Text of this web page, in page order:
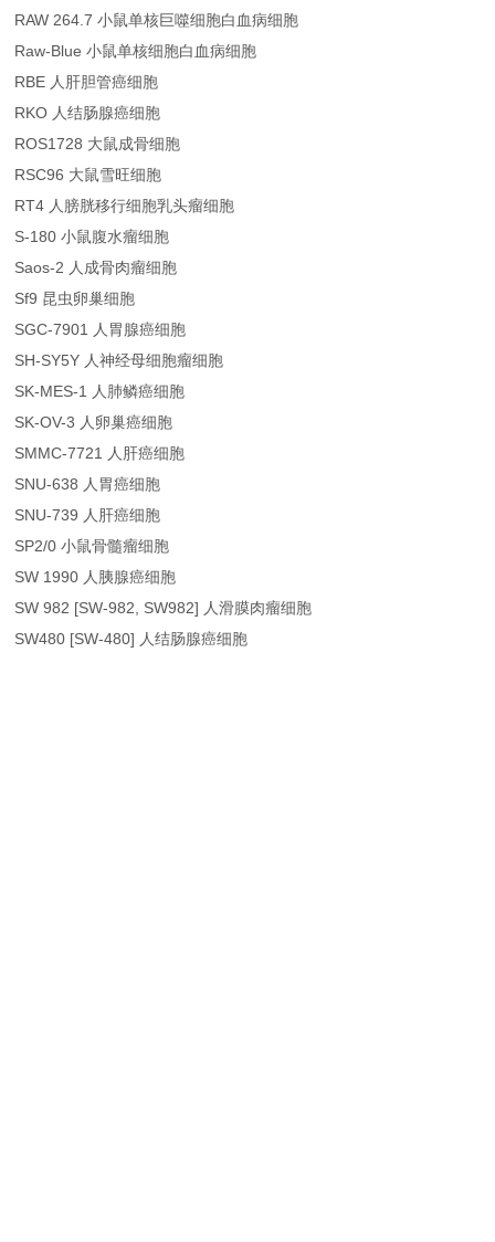
RAW 264.7 小鼠单核巨噬细胞白血病细胞
Raw-Blue 小鼠单核细胞白血病细胞
RBE 人肝胆管癌细胞
RKO 人结肠腺癌细胞
ROS1728 大鼠成骨细胞
RSC96 大鼠雪旺细胞
RT4 人膀胱移行细胞乳头瘤细胞
S-180 小鼠腹水瘤细胞
Saos-2 人成骨肉瘤细胞
Sf9 昆虫卵巢细胞
SGC-7901 人胃腺癌细胞
SH-SY5Y 人神经母细胞瘤细胞
SK-MES-1 人肺鳞癌细胞
SK-OV-3 人卵巢癌细胞
SMMC-7721 人肝癌细胞
SNU-638 人胃癌细胞
SNU-739 人肝癌细胞
SP2/0 小鼠骨髓瘤细胞
SW 1990 人胰腺癌细胞
SW 982 [SW-982, SW982] 人滑膜肉瘤细胞
SW480 [SW-480] 人结肠腺癌细胞